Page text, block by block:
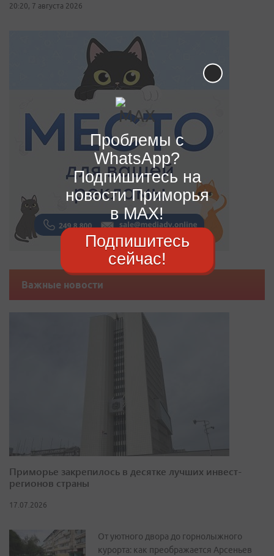
20:20, 7 августа 2026
Важные новости
Приморье закрепилось в десятке лучших инвест-
регионов страны
17.07.2026
От уютного двора до горнолыжного
курорта: как преображается Арсеньев
Проблемы с
WhatsApp?
Подпишитесь на
новости Приморья
в MAX!
Подпишитесь
сейчас!